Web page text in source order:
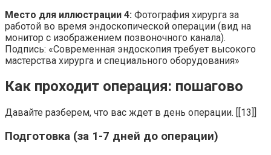
Место для иллюстрации 4: Фотография хирурга за
работой во время эндоскопической операции (вид на
монитор с изображением позвоночного канала).
Подпись: «Современная эндоскопия требует высокого
мастерства хирурга и специального оборудования»
Как проходит операция: пошагово
Давайте разберем, что вас ждет в день операции. [[13]]
Подготовка (за 1-7 дней до операции)